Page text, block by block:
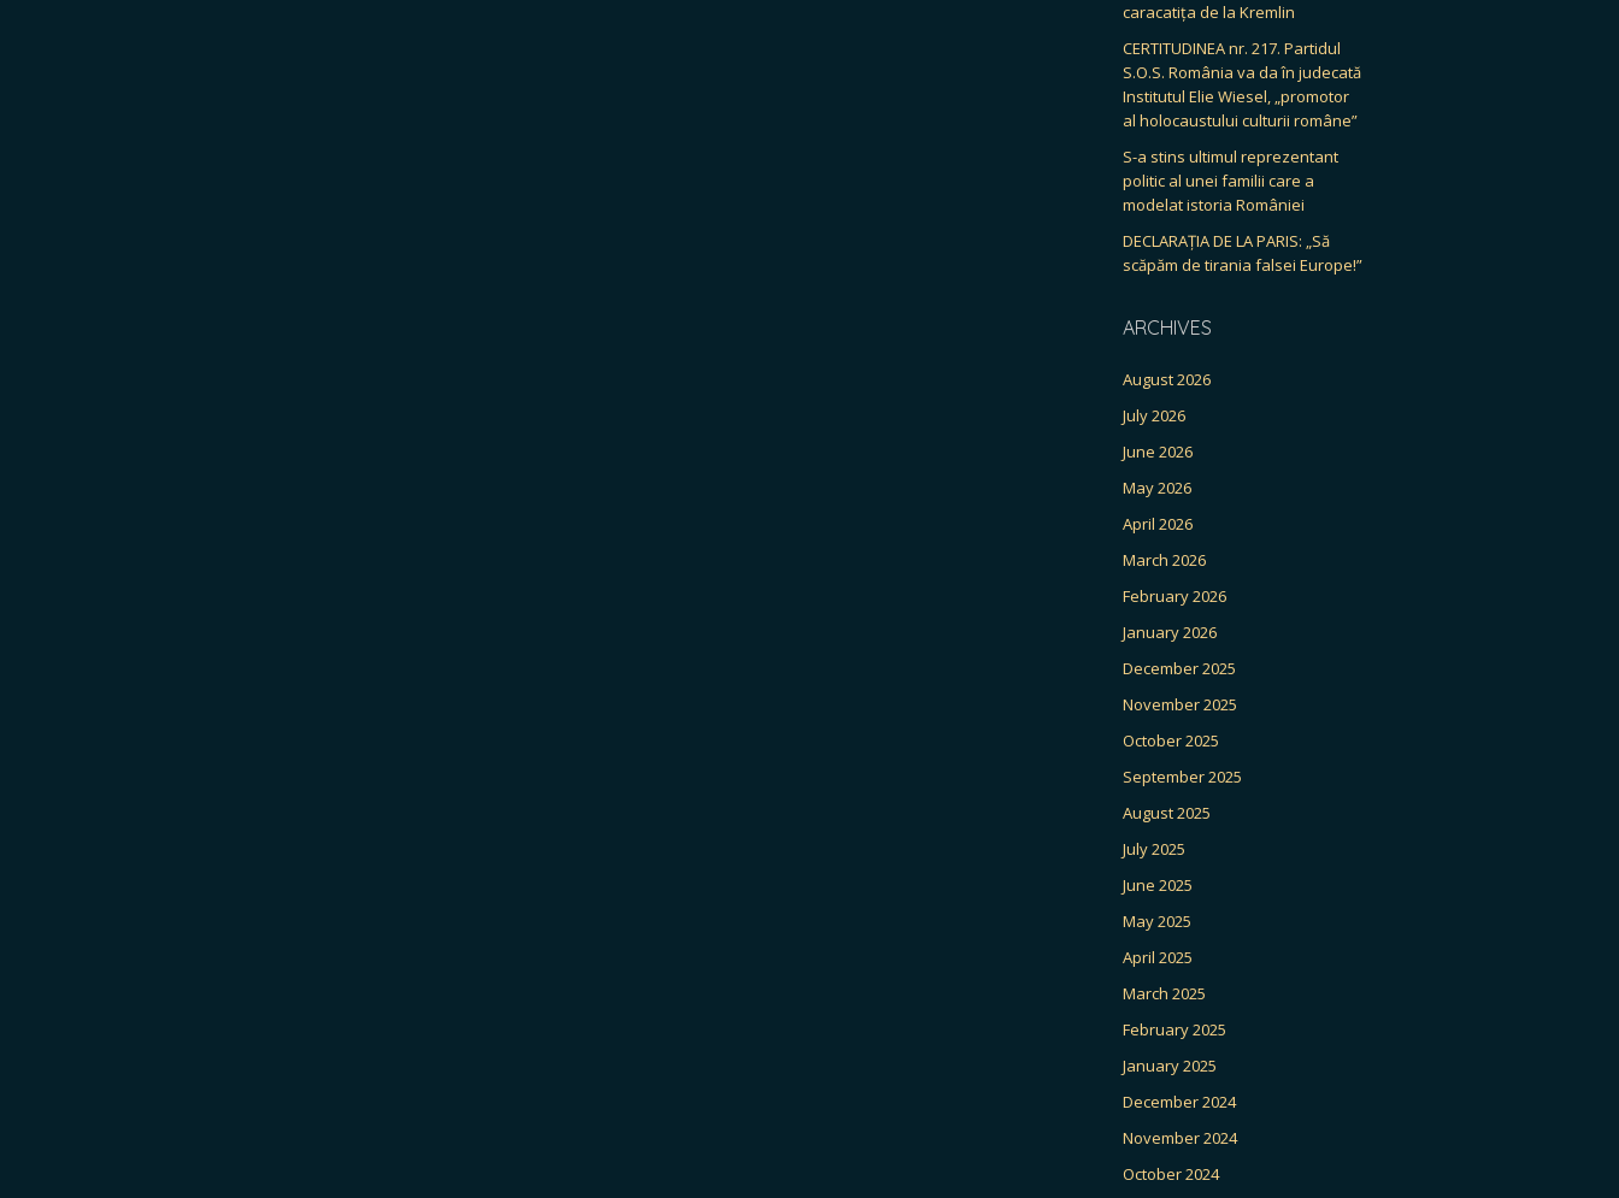
caracatița de la Kremlin
CERTITUDINEA nr. 217. Partidul
S.O.S. România va da în judecată
Institutul Elie Wiesel, „promotor
al holocaustului culturii române”
S-a stins ultimul reprezentant
politic al unei familii care a
modelat istoria României
DECLARAȚIA DE LA PARIS: „Să
scăpăm de tirania falsei Europe!”
ARCHIVES
August 2026
July 2026
June 2026
May 2026
April 2026
March 2026
February 2026
January 2026
December 2025
November 2025
October 2025
September 2025
August 2025
July 2025
June 2025
May 2025
April 2025
March 2025
February 2025
January 2025
December 2024
November 2024
October 2024